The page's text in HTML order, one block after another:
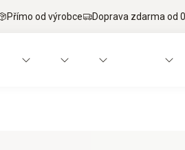
Přímo od výrobce Doprava zdarma od 0